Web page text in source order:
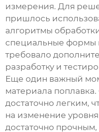
измерения. Для
пришлось
алгоритмы
специальные формы
требовало
разработку и
Еще один важный
материала
достаточно легким,
на изменение
достаточно прочным,